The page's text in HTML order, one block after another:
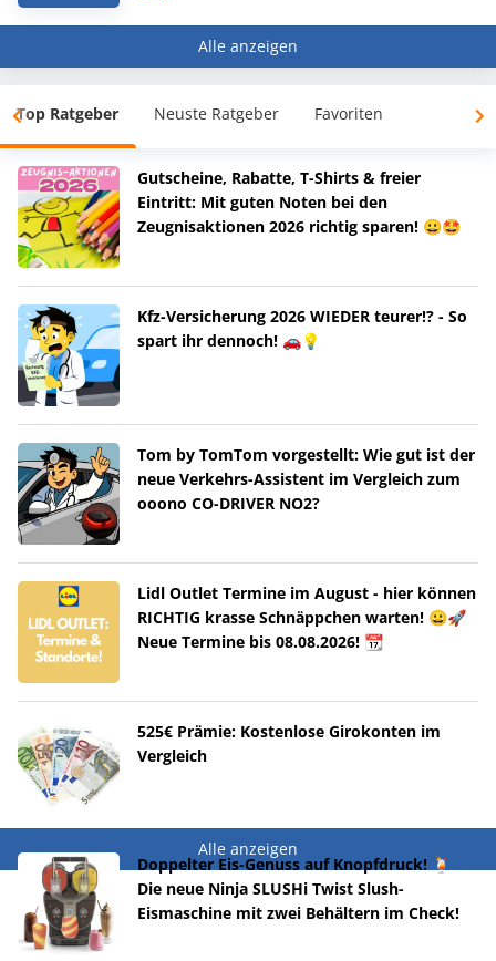
Alle anzeigen
Top Ratgeber Neuste Ratgeber Favoriten
Gutscheine, Rabatte, T-Shirts & freier
Eintritt: Mit guten Noten bei den
Zeugnisaktionen 2026 richtig sparen! 😀🤩
Kfz-Versicherung 2026 WIEDER teurer!? - So
spart ihr dennoch! 🚗💡
Tom by TomTom vorgestellt: Wie gut ist der
neue Verkehrs-Assistent im Vergleich zum
ooono CO-DRIVER NO2?
Lidl Outlet Termine im August - hier können
RICHTIG krasse Schnäppchen warten! 😀🚀
Neue Termine bis 08.08.2026! 📆
525€ Prämie: Kostenlose Girokonten im
Vergleich
Alle anzeigen
Doppelter Eis-Genuss auf Knopfdruck! 🍹
Die neue Ninja SLUSHi Twist Slush-
Eismaschine mit zwei Behältern im Check!